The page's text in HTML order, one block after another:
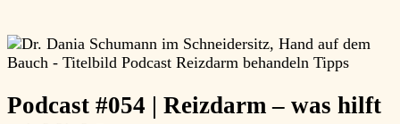
Podcast #054 | Reizdarm – was hilft